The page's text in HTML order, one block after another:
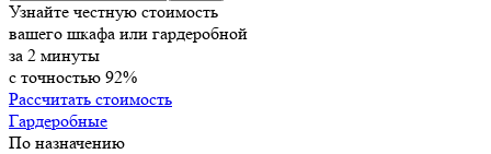
Узнайте честную стоимость
вашего шкафа или гардеробной
за 2 минуты
с точностью 92%
Рассчитать стоимость
Гардеробные
По назначению